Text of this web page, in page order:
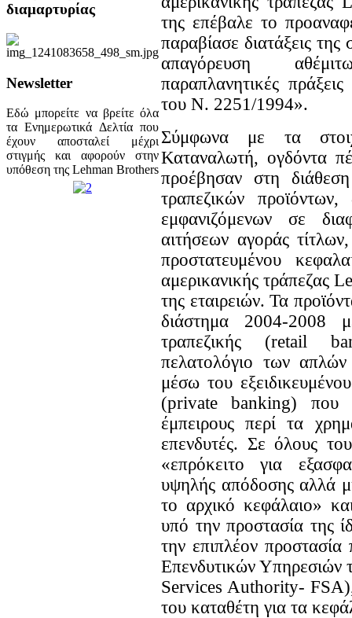
διαμαρτυρίας
Newsletter
Εδώ μπορείτε να βρείτε όλα
τα Ενημερωτικά Δελτία που
έχουν αποσταλεί μέχρι
στιγμής και αφορούν στην
υπόθεση της Lehman Brothers
της επέβαλε το
παραβίασε διατάξεις της
απαγόρευση
παραπλανητικές
του Ν. 2251/1994».
Σύμφωνα με τα
Καταναλωτή, ογδόντα
προέβησαν στη
τραπεζικών
εμφανιζόμενων σε
αιτήσεων αγοράς
προστατευμένου
αμερικανικής τράπεζας
της εταιρειών. Τα
διάστημα 2004-2008
τραπεζικής (retail
πελατολόγιο των
μέσω του
(private banking) που
έμπειρους περί τα
επενδυτές. Σε όλους
«επρόκειτο για
υψηλής απόδοσης αλλά
το αρχικό κεφάλαιο»
υπό την προστασία της
την επιπλέον
Επενδυτικών Υπηρεσιών
Services Αuthority-
του καταθέτη για τα